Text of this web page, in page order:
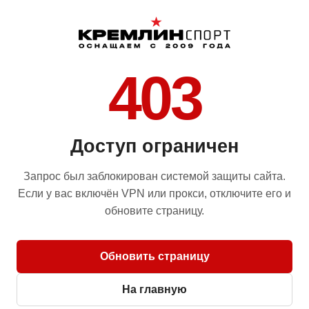
403
Доступ ограничен
Запрос был заблокирован системой защиты сайта.
Если у вас включён VPN или прокси, отключите его и
обновите страницу.
Обновить страницу
На главную